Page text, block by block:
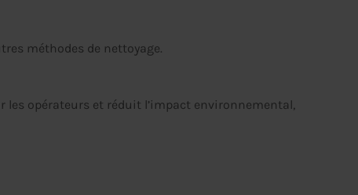
méthodes de nettoyage.
opérateurs et réduit l’impact environnemental,